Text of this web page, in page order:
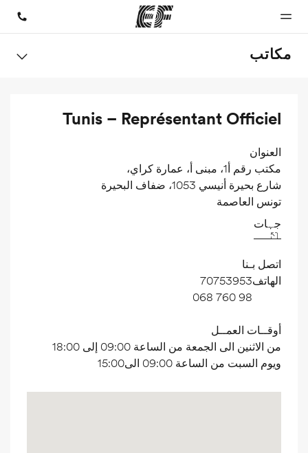
الصفحة
الرئيسية
إي أف
شاهد كل ما
مكاتب
أعثر على
نبذة عنا
من نحن
وظائف
مكاتب
Tunis – Représentant Officiel
العنوان
مكتب رقم أ1، مبنى أ، عمارة كراي،
شارع بحيرة أنيسي 1053، ضفاف البحيرة
تونس العاصمة
جہات
اتصل بـنا
الهاتف70753953
98 760 068
أوقــات العمــل
من الاثنين الى الجمعة من الساعة 09:00 إلى 18:00
ويوم السبت من الساعة 09:00 الى15:00